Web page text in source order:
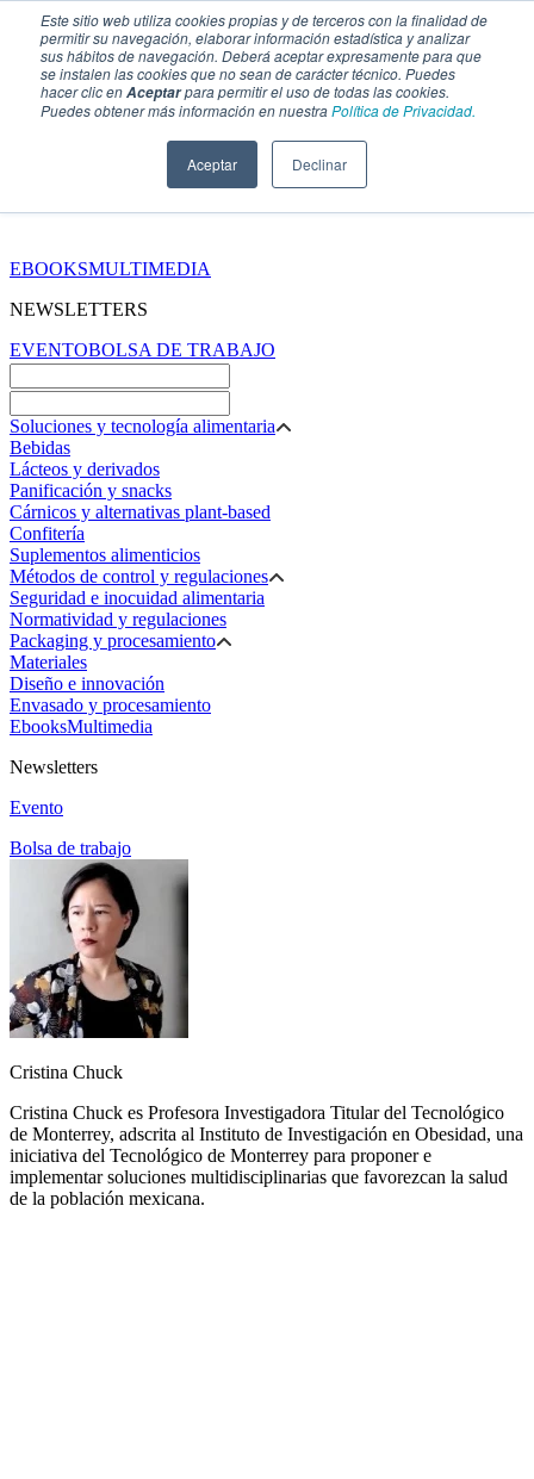
Este sitio web utiliza cookies propias y de terceros con la finalidad de
permitir su navegación, elaborar información estadística y analizar
sus hábitos de navegación. Deberá aceptar expresamente para que
se instalen las cookies que no sean de carácter técnico. Puedes
hacer clic enAceptarpara permitir el uso de todas las cookies.
Puedes obtener más información en nuestraPolítica de Privacidad.
Aceptar Declinar
EBOOKSMULTIMEDIA
NEWSLETTERS
EVENTOBOLSA DE TRABAJO
Soluciones y tecnología alimentaria
Bebidas
Lácteos y derivados
Panificación y snacks
Cárnicos y alternativas plant-based
Confitería
Suplementos alimenticios
Métodos de control y regulaciones
Seguridad e inocuidad alimentaria
Normatividad y regulaciones
Packaging y procesamiento
Materiales
Diseño e innovación
Envasado y procesamiento
EbooksMultimedia
Newsletters
Evento
Bolsa de trabajo
Cristina Chuck
Cristina Chuck es Profesora Investigadora Titular del Tecnológico
de Monterrey, adscrita al Instituto de Investigación en Obesidad, una
iniciativa del Tecnológico de Monterrey para proponer e
implementar soluciones multidisciplinarias que favorezcan la salud
de la población mexicana.